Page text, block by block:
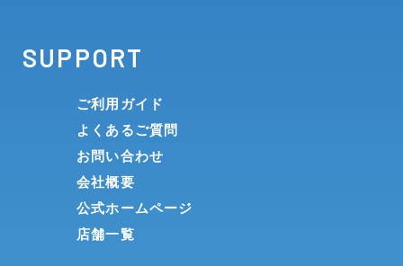
SUPPORT
ご利用ガイド
よくあるご質問
お問い合わせ
会社概要
公式ホームページ
店舗一覧